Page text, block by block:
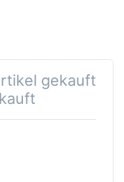
gekauft